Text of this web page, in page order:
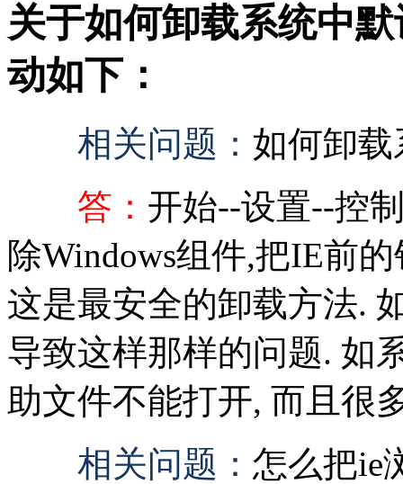
关于如何卸载系统中
动如下：
相关问题： 如何卸
答： 开始--设置--控
除Windows组件,把IE前
这是最安全的卸载方法.
导致这样那样的问题. 如
助文件不能打开, 而且很
相关问题： 怎么把ie